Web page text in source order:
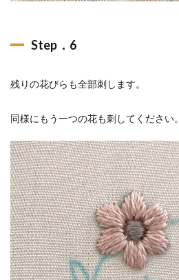
Step．6
残りの花びらも全部刺します。
同様にもう一つの花も刺してください。